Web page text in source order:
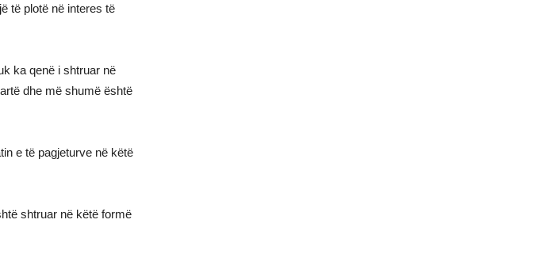
të plotë në interes të
ka qenë i shtruar në
dhe më shumë është
e të pagjeturve në këtë
shtruar në këtë formë